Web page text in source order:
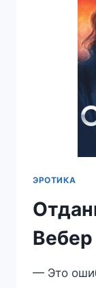
ЭРОТИКА
Вебер
— Это